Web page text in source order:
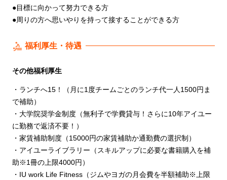
●目標に向かって努力できる方
●周りの方へ思いやりを持って接することができる方
福利厚生・待遇
その他福利厚生
・ランチへ15！（月に1度チームごとのランチ代一人1500円ま
で補助）
・大学院奨学金制度（無利子で学費貸与！さらに10年アイユー
に勤務で返済不要！）
・家賃補助制度（15000円の家賃補助か通勤費の選択制）
・アイユーライブラリー（スキルアップに必要な書籍購入を補
助※1冊の上限4000円）
・IU work Life Fitness（ジムやヨガの月会費を半額補助※上限